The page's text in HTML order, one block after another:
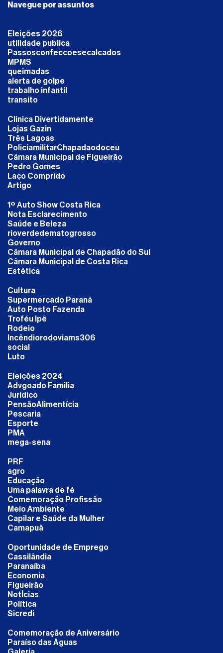
Navegue por assuntos
Eleições 2026
utilidade publica
Passosconfeccoesecalcados
MPMS
queimadas
alerta de golpe
trabalho infantil
transito
Clinica Divertidamente
Lojas Gazin
Três Lagoas
PoliciamilitarChapadaodoceu
Câmara Municipal de Figueirão
Pedro Gomes
Laço Comprido
Artigo
1º Auto Show Costa Rica
Nota Esclarecimento
Saúde e Beleza
rioverdedematogrosso
Governo
Câmara Municipal de Chapadão do Sul
Câmara Municipal de Costa Rica
Estética
Cultura
Supermercado Paraná
Auto Posto Fazenda
Troféu Ipê
Rodeio
Incêndiorodoviams306
social
Luto
Eleições 2024
Advgoado Familia
Jurídico
PensãoAlimentícia
Pescaria
Esporte
PMA
mega-sena
PRF
agro
Educação
Uma palavra de fé
Comemoração Profissão
Meio Ambiente
Capilar e Saúde da Mulher
Camapuã
Oportunidade de Emprego
Cassilândia
Paranaíba
Economia
Figueirão
NotÍcias
Política
Sicredi
Comemoração de Aniversário
Paraíso das Águas